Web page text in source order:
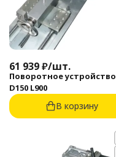
61 939₽/шт.
Поворотное устройство
D150 L900
В корзину